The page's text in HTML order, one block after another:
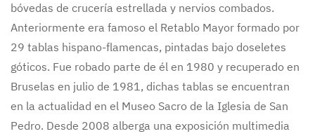
bóvedas de crucería estrellada y nervios combados.
Anteriormente era famoso el Retablo Mayor formado por
29 tablas hispano-flamencas, pintadas bajo doseletes
góticos. Fue robado parte de él en 1980 y recuperado en
Bruselas en julio de 1981, dichas tablas se encuentran
en la actualidad en el Museo Sacro de la Iglesia de San
Pedro. Desde 2008 alberga una exposición multimedia